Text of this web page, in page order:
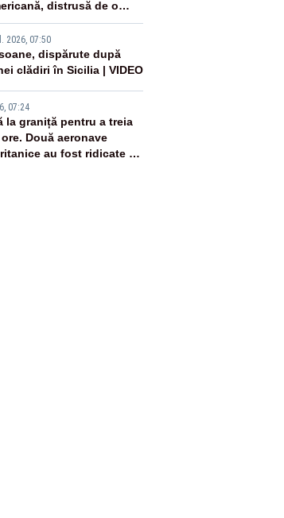
distrusă de o
2026, 07:50
dispărute după
clădiri în Sicilia | VIDEO
07:24
la graniță pentru a treia
Două aeronave
au fost ridicate de